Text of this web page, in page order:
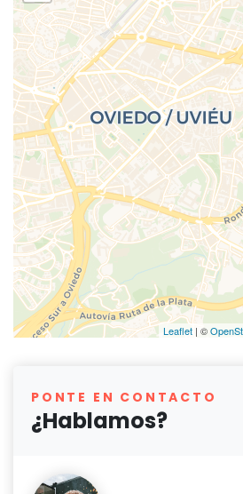
Leaflet | ©
PONTE EN CONTACTO
¿Hablamos?